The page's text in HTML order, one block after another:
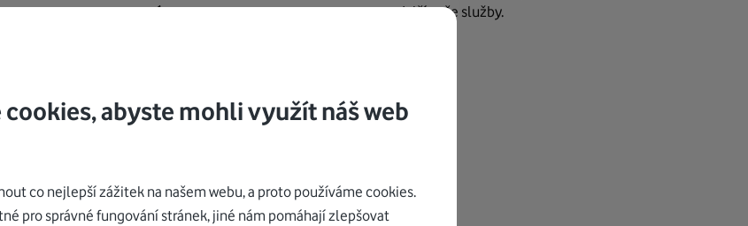
sepostaráme my.
další naše služby.
by vás zajímat
abyste mohli využít náš web
co nejlepší zážitek na našem webu, a proto používáme cookies.
pro správné fungování stránek, jiné nám pomáhají zlepšovat